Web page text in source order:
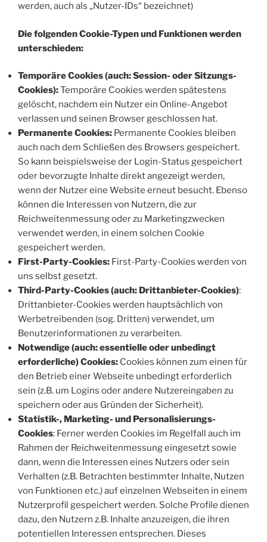
werden, auch als „Nutzer-IDs“ bezeichnet)
Die folgenden Cookie-Typen und Funktionen werden
unterschieden:
Temporäre Cookies (auch: Session- oder Sitzungs-
Cookies):Temporäre Cookies werden spätestens
gelöscht, nachdem ein Nutzer ein Online-Angebot
verlassen und seinen Browser geschlossen hat.
Permanente Cookies: Permanente Cookies bleiben
auch nach dem Schließen des Browsers gespeichert.
So kann beispielsweise der Login-Status gespeichert
oder bevorzugte Inhalte direkt angezeigt werden,
wenn der Nutzer eine Website erneut besucht. Ebenso
können die Interessen von Nutzern, die zur
Reichweitenmessung oder zu Marketingzwecken
verwendet werden, in einem solchen Cookie
gespeichert werden.
First-Party-Cookies: First-Party-Cookies werden von
uns selbst gesetzt.
Third-Party-Cookies (auch: Drittanbieter-Cookies):
Drittanbieter-Cookies werden hauptsächlich von
Werbetreibenden (sog. Dritten) verwendet, um
Benutzerinformationen zu verarbeiten.
Notwendige (auch: essentielle oder unbedingt
erforderliche) Cookies: Cookies können zum einen für
den Betrieb einer Webseite unbedingt erforderlich
sein (z.B. um Logins oder andere Nutzereingaben zu
speichern oder aus Gründen der Sicherheit).
Statistik-, Marketing- und Personalisierungs-
Cookies: Ferner werden Cookies im Regelfall auch im
Rahmen der Reichweitenmessung eingesetzt sowie
dann, wenn die Interessen eines Nutzers oder sein
Verhalten (z.B. Betrachten bestimmter Inhalte, Nutzen
von Funktionen etc.) auf einzelnen Webseiten in einem
Nutzerprofil gespeichert werden. Solche Profile dienen
dazu, den Nutzern z.B. Inhalte anzuzeigen, die ihren
potentiellen Interessen entsprechen. Dieses